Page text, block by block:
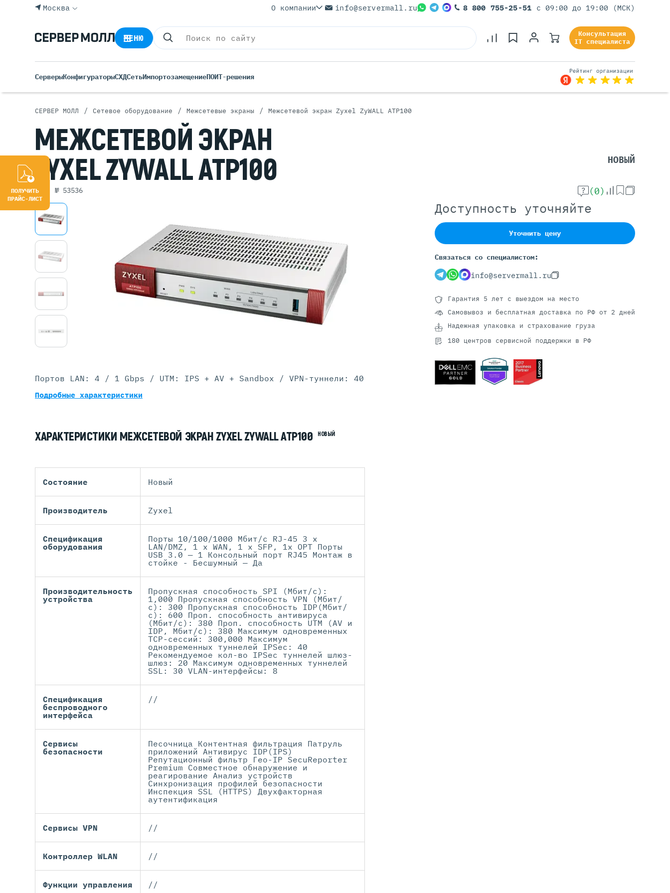
Rack Серверы
Tower Серверы
Российские Серверы
Б/У Серверы (Refurbished)
Серверы Huawei Atlas
Серверы DELL
DELL G17
DELL G16
DELL G15
DELL G14
Серверы HP
HPE Gen12
HPE Gen11
Серверы С GPU
С GPU NVIDIA
С GPU Huawei Ascend
С 2 GPU
С 4 GPU
Москва О компании info@servermall.ru 8 800 755-25-51 с 09:00 до 19:00 (МСК)
МЕНЮ
Консультация
IT специалиста
СерверыКонфигураторыСХДСетьИмпортозамещениеПОИТ-решения
СЕРВЕР МОЛЛ / Сетевое оборудование / Межсетевые экраны / Межсетевой экран Zyxel ZyWALL ATP100
МЕЖСЕТЕВОЙЭКРАН
ZYXEL ZYWALLATP100
арт. № 53536
НОВЫЙ
(0)
Доступность уточняйте
Уточнить цену
Связаться со специалистом:
info@servermall.ru
Гарантия 5 лет с выездом на место
Самовывоз и бесплатная доставка по РФ от 2 дней
Надежная упаковка и страхование груза
180 центров сервисной поддержки в РФ
Портов LAN: 4 / 1 Gbps / UTM: IPS + AV + Sandbox / VPN-туннели: 40
Подробные характеристики
ХАРАКТЕРИСТИКИ МЕЖСЕТЕВОЙ ЭКРАН ZYXEL ZYWALL ATP100 НОВЫЙ
Состояние Новый
Производитель Zyxel
Спецификация
оборудования
Порты 10/100/1000 Мбит/с RJ-45 3 x
LAN/DMZ, 1 x WAN, 1 x SFP, 1x OPT Порты
USB 3.0 — 1 Консольный порт RJ45 Монтаж в
стойке - Бесшумный — Да
Производительность
устройства
Пропускная способность SPI (Мбит/с):
1,000 Пропускная способность VPN (Мбит/
с): 300 Пропускная способность IDP(Мбит/
с): 600 Проп. способность антивируса
(Мбит/с): 380 Проп. способность UTM (AV и
IDP, Мбит/с): 380 Максимум одновременных
TCP-сессий: 300,000 Максимум
одновременных туннелей IPSec: 40
Рекомендуемое кол-во IPSec туннелей шлюз-
шлюз: 20 Максимум одновременных туннелей
SSL: 30 VLAN-интерфейсы: 8
Спецификация
беспроводного
интерфейса
//
Сервисы
безопасности
Песочница Контентная фильтрация Патруль
приложений Антивирус IDP(IPS)
Репутационный фильтр Гео-IP SecuReporter
Premium Совместное обнаружение и
реагирование Анализ устройств
Синхронизация профилей безопасности
Инспекция SSL (HTTPS) Двухфакторная
аутентификация
Сервисы VPN //
Контроллер WLAN //
Функции управления //
ПОЛУЧИТЬ
ПРАЙС-ЛИСТ